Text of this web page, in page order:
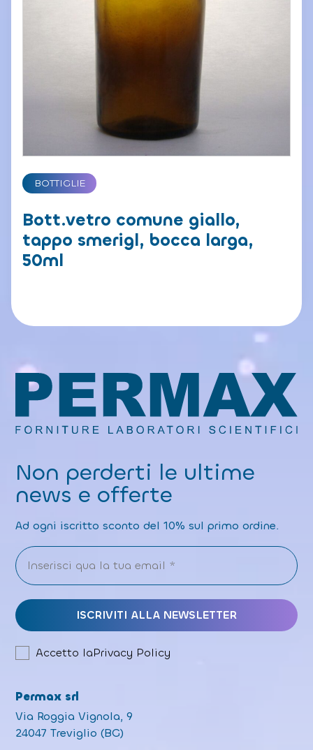
BOTTIGLIE
Bott.vetro comune giallo,
tappo smerigl, bocca larga,
50ml
Non perderti le ultime
news e offerte
Ad ogni iscritto sconto del 10% sul primo ordine.
Accetto laPrivacy Policy
Permax srl
Via Roggia Vignola, 9
24047 Treviglio (BG)